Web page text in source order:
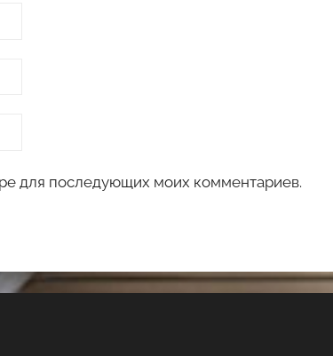
для последующих моих комментариев.